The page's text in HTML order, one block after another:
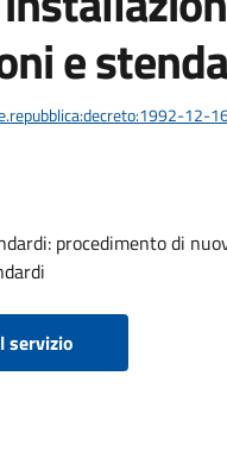
e
12-
procedimento di
servizio